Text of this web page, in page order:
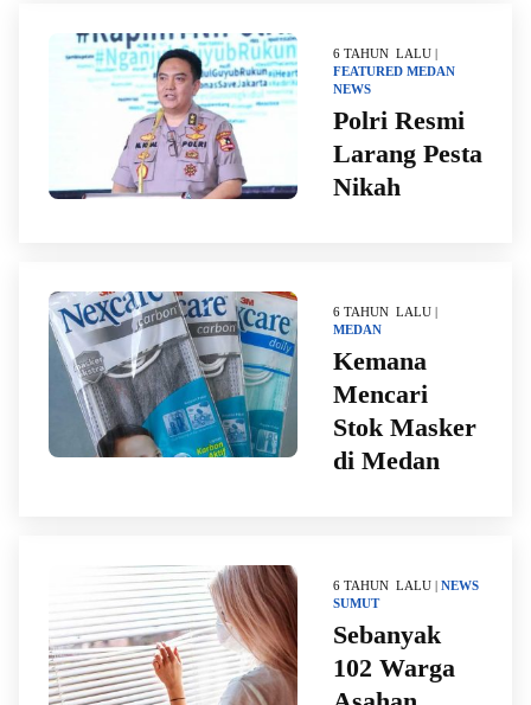
6 TAHUN LALU |
FEATURED MEDAN
NEWS
Polri Resmi
Larang Pesta
Nikah
6 TAHUN LALU |
MEDAN
Kemana
Mencari
Stok Masker
di Medan
6 TAHUN LALU | NEWS
SUMUT
Sebanyak
102 Warga